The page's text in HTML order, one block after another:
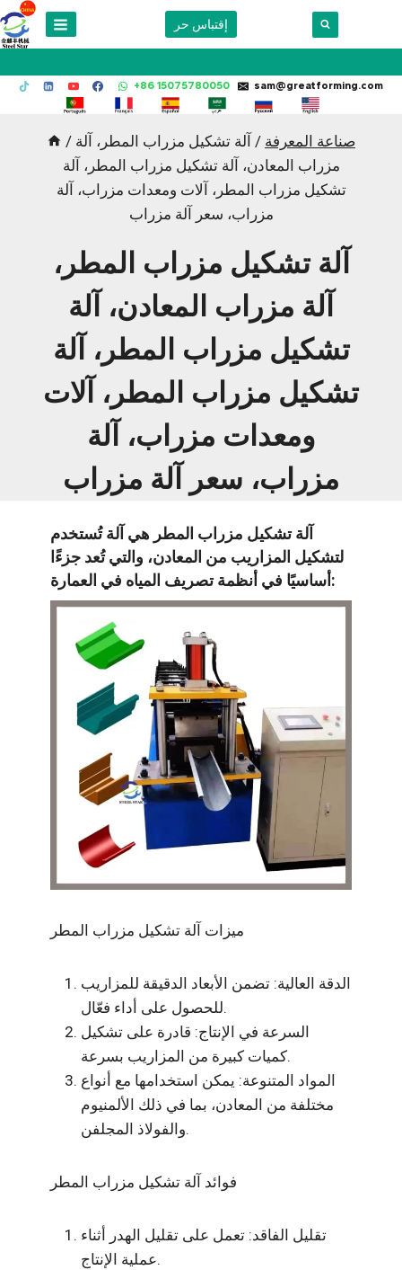
Skip
to
إقتباس حر
+86 15075780050 sam@greatforming.com
/ صناعة المعرفة / آلة تشكيل مزراب المطر، آلة
مزراب المعادن، آلة تشكيل مزراب المطر، آلة
تشكيل مزراب المطر، آلات ومعدات مزراب، آلة
مزراب، سعر آلة مزراب
آلة تشكيل مزراب المطر،
آلة مزراب المعادن، آلة
تشكيل مزراب المطر، آلة
تشكيل مزراب المطر، آلات
ومعدات مزراب، آلة
مزراب، سعر آلة مزراب
آلة تشكيل مزراب المطر هي آلة تُستخدم
لتشكيل المزاريب من المعادن، والتي تُعد جزءًا
أساسيًا في أنظمة تصريف المياه في العمارة:
ميزات آلة تشكيل مزراب المطر
الدقة العالية: تضمن الأبعاد الدقيقة للمزاريب
للحصول على أداء فعّال.
السرعة في الإنتاج: قادرة على تشكيل
كميات كبيرة من المزاريب بسرعة.
المواد المتنوعة: يمكن استخدامها مع أنواع
مختلفة من المعادن، بما في ذلك الألمنيوم
والفولاذ المجلفن.
فوائد آلة تشكيل مزراب المطر
تقليل الفاقد: تعمل على تقليل الهدر أثناء
عملية الإنتاج.